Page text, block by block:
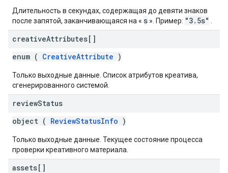
Длительность в секундах, содержащая до девяти знаков
после запятой, заканчивающаяся на « s ». Пример: "3.5s"
creativeAttributes[]
enum ( CreativeAttribute )
Только выходные данные. Список атрибутов креатива,
сгенерированного системой.
reviewStatus
object ( ReviewStatusInfo )
Только выходные данные. Текущее состояние процесса
проверки креативного материала.
assets[]